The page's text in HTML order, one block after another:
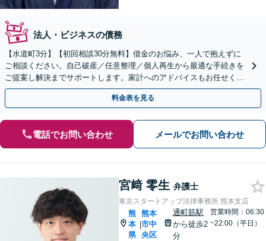
法人・ビジネスの債務
【水道町3分】【初回相談30分無料】借金のお悩み、一人で抱えずに
ご相談ください。自己破産／任意整理／個人再生から最適な手続きを
ご提案し解決までサポートします。家計へのアドバイスもお任せくだ
さい。法人破産も弁護士がチームで対応【土日祝相談可】
料金表を見る
電話でお問い合わせ メールでお問い合わせ
宮﨑 零生 弁護士
東京スタートアップ法律事務所 熊本支店
熊
本
県
|
熊本
市中
央区
通町筋駅
から徒歩2
分
営業時間：06:30
~22:00（平日）